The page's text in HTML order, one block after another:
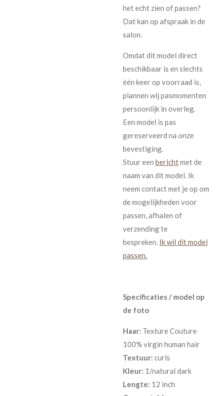
het echt zien of passen?
Dat kan op afspraak in de
salon.
Omdat dit model direct
beschikbaar is en slechts
één keer op voorraad is,
plannen wij pasmomenten
persoonlijk in overleg.
Een model is pas
gereserveerd na onze
bevestiging.
Stuur een berichtmet de
naam van dit model. Ik
neem contact met je op om
de mogelijkheden voor
passen, afhalen of
verzending te
bespreken. Ik wil dit model
passen.
Specificaties / model op
de foto
Haar: Texture Couture
100% virgin human hair
Textuur: curls
Kleur: 1/natural dark
Lengte: 12 inch